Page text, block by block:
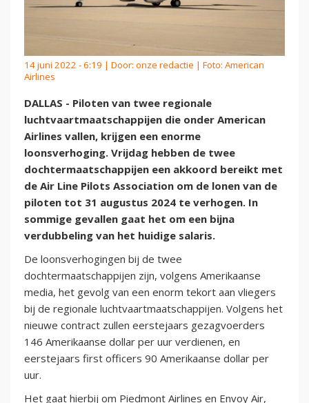
14 juni 2022 - 6:19 | Door: onze redactie | Foto: American
Airlines
DALLAS - Piloten van twee regionale
luchtvaartmaatschappijen die onder American
Airlines vallen, krijgen een enorme
loonsverhoging. Vrijdag hebben de twee
dochtermaatschappijen een akkoord bereikt met
de Air Line Pilots Association om de lonen van de
piloten tot 31 augustus 2024 te verhogen. In
sommige gevallen gaat het om een bijna
verdubbeling van het huidige salaris.
De loonsverhogingen bij de twee
dochtermaatschappijen zijn, volgens Amerikaanse
media, het gevolg van een enorm tekort aan vliegers
bij de regionale luchtvaartmaatschappijen. Volgens het
nieuwe contract zullen eerstejaars gezagvoerders
146 Amerikaanse dollar per uur verdienen, en
eerstejaars first officers 90 Amerikaanse dollar per
uur.
Het gaat hierbij om Piedmont Airlines en Envoy Air,